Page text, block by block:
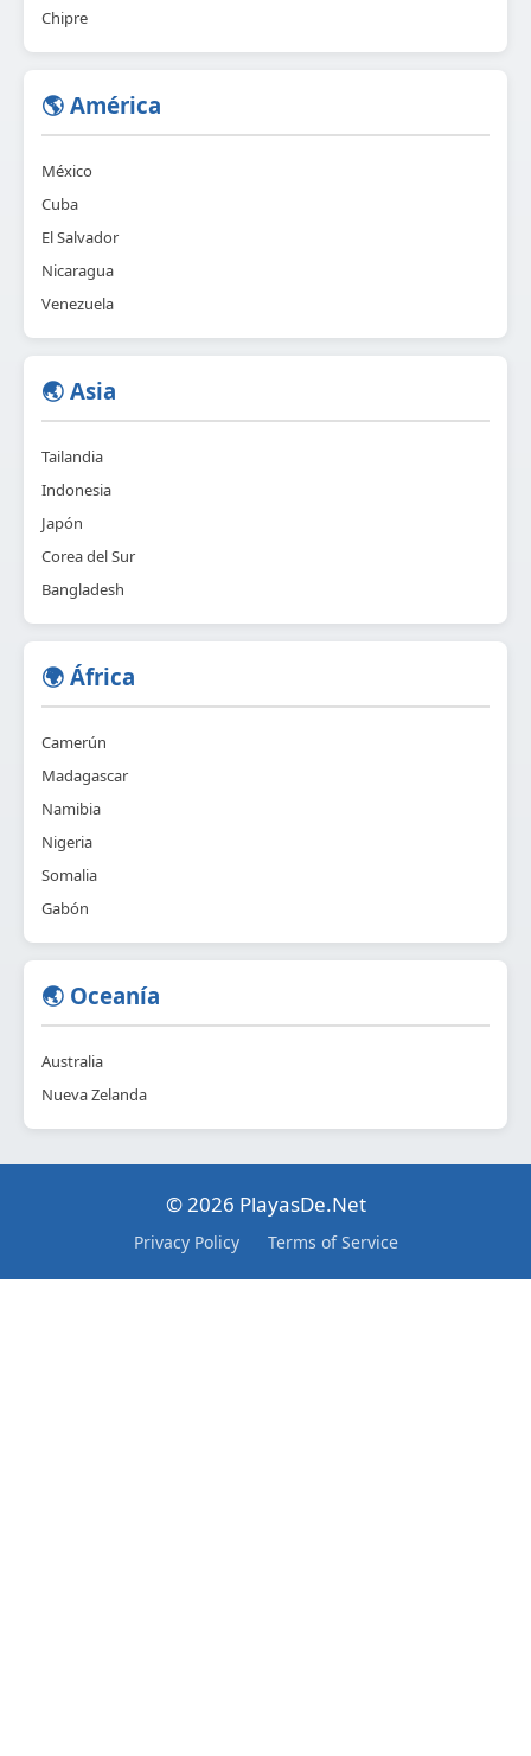
Chipre
🌎 América
México
Cuba
El Salvador
Nicaragua
Venezuela
🌏 Asia
Tailandia
Indonesia
Japón
Corea del Sur
Bangladesh
🌍 África
Camerún
Madagascar
Namibia
Nigeria
Somalia
Gabón
🌏 Oceanía
Australia
Nueva Zelanda
© 2026 PlayasDe.Net
Privacy Policy Terms of Service